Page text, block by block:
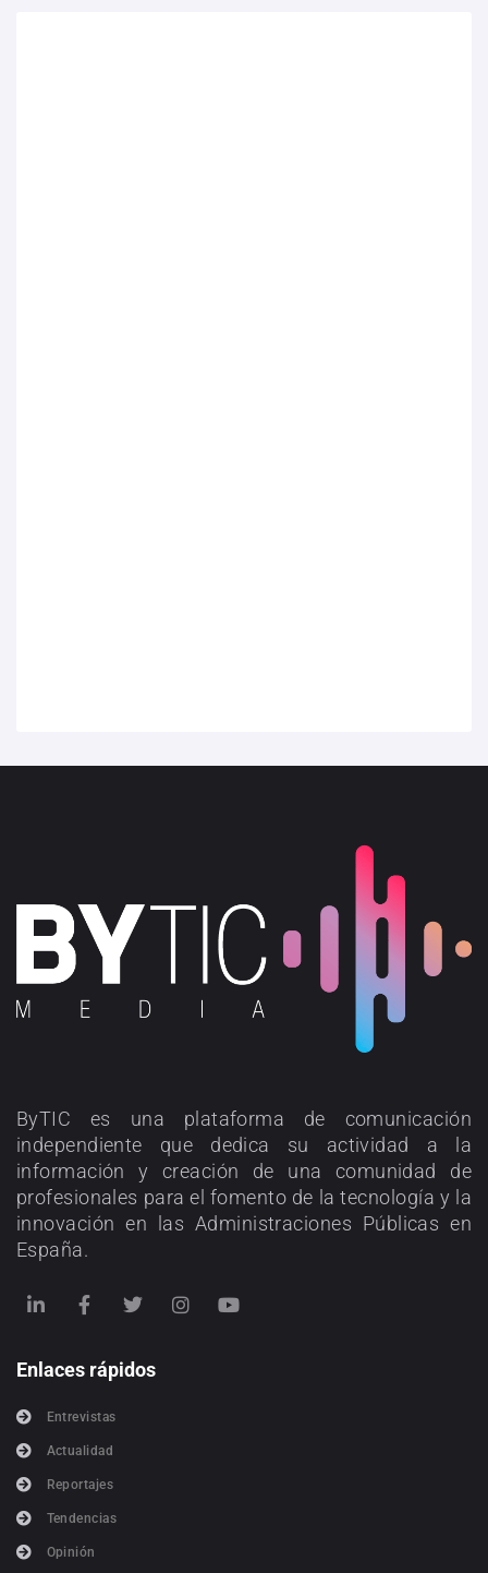
ByTIC es una plataforma de comunicación
independiente que dedica su actividad a la
información y creación de una comunidad de
profesionales para el fomento de la tecnología y la
innovación en las Administraciones Públicas en
España.
Enlaces rápidos
Entrevistas
Actualidad
Reportajes
Tendencias
Opinión